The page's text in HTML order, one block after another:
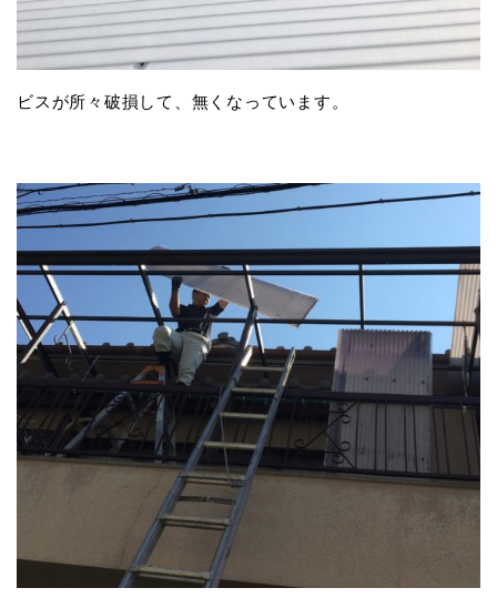
ビスが所々破損して、無くなっています。